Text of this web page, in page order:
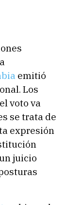
emitió
Los
voto va
se trata de
expresión
juicio